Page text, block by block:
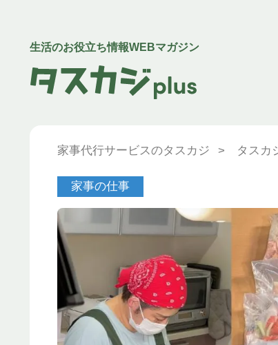
生活のお役立ち情報WEBマガジン
家事代行サービスのタスカジ > タスカ
家事の仕事